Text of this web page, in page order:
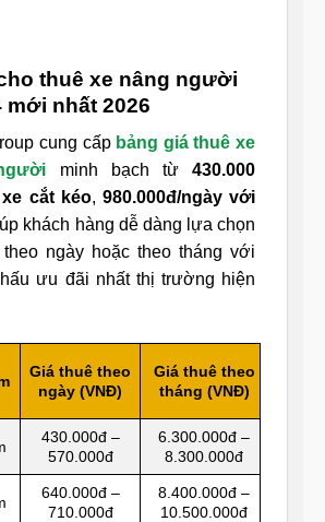
thuê xe nâng người
mới nhất 2026
cung cấp bảng giá thuê xe
minh bạch từ430.000
cắt kéo, 980.000đ/ngày với
khách hàng dễ dàng lựa chọn
ngày hoặc theo tháng với
ưu đãi nhất thị trường hiện
Giá thuê theo
ngày (VNĐ)
Giá thuê theo
tháng (VNĐ)
430.000đ –
570.000đ
6.300.000đ –
8.300.000đ
640.000đ –
710.000đ
8.400.000đ –
10.500.000đ